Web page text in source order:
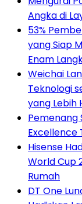
Angka di
53%
yang Siap
Enam
Weichai
Teknologi
yang Lebih
Pemenang
Excellence
Hisense
World Cup
Rumah
DT One